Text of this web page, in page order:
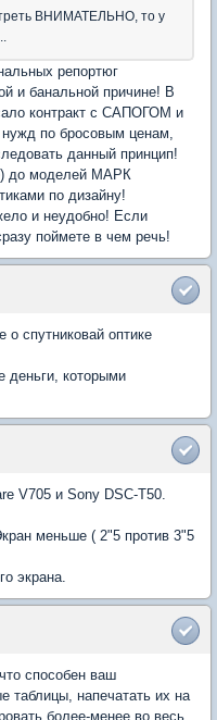
ВНИМАТЕЛЬНО, то у
репортюг
и банальной причине! В
контракт с САПОГОМ и
нужд по бросовым ценам,
данный принцип!
до моделей МАРК
по дизайну!
и неудобно! Если
поймете в чем речь!
спутниковай оптике
деньги, которыми
V705 и Sony DSC-T50.
меньше ( 2"5 против 3"5
экрана.
способен ваш
таблицы, напечатать их на
более-менее во весь